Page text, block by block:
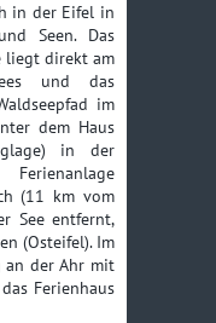
in der Eifel in
Seen. Das
liegt direkt am
und das
im
dem Haus
in der
(11 km vom
See entfernt,
(Osteifel). Im
an der Ahr mit
Ferienhaus